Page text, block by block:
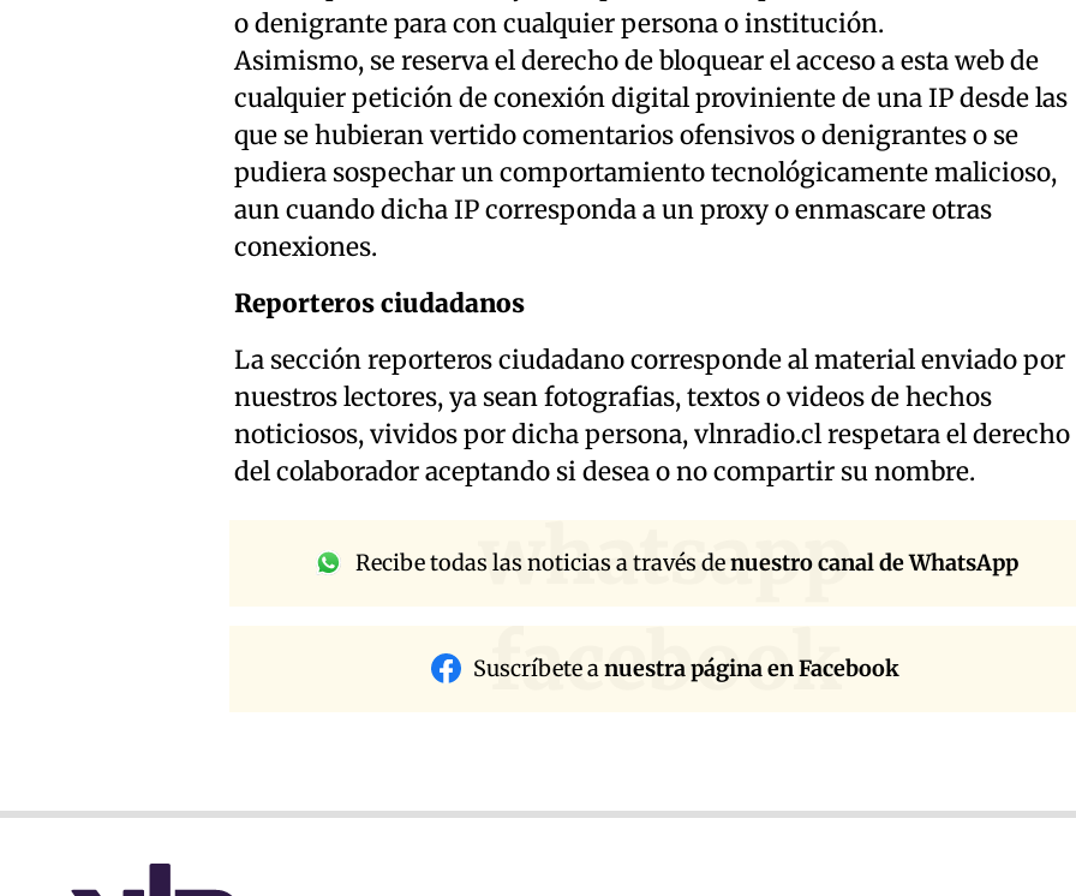
o denigrante para con cualquier persona o institución.
Asimismo, se reserva el derecho de bloquear el acceso a esta web de
cualquier petición de conexión digital proviniente de una IP desde las
que se hubieran vertido comentarios ofensivos o denigrantes o se
pudiera sospechar un comportamiento tecnológicamente malicioso,
aun cuando dicha IP corresponda a un proxy o enmascare otras
conexiones.
Reporteros ciudadanos
La sección reporteros ciudadano corresponde al material enviado por
nuestros lectores, ya sean fotografias, textos o videos de hechos
noticiosos, vividos por dicha persona, vlnradio.cl respetara el derecho
del colaborador aceptando si desea o no compartir su nombre.
whatsapp
Recibe todas las noticias a través denuestro canal de WhatsApp
facebook
Suscríbete anuestra página en Facebook